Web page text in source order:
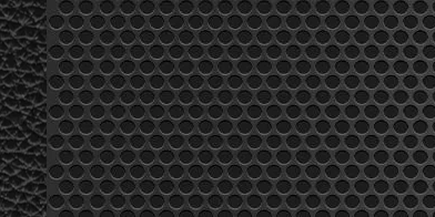
Preskoči
na
vsebino